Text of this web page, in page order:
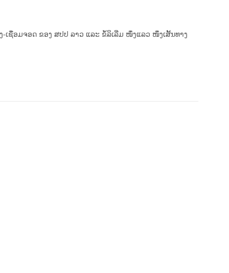
ເຊື່ອມຈອດ ຂອງ ສປປ ລາວ ແລະ ຂໍ້ລິເລີ່ມ ໜຶ່ງແລວ ໜຶ່ງເສັ້ນທາງ